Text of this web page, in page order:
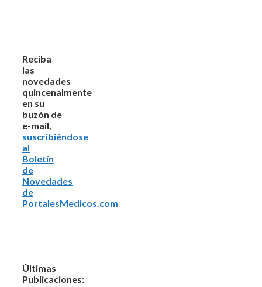
Reciba
las
novedades
quincenalmente
en su
buzón de
e-mail,
suscribiéndose
al
Boletín
de
Novedades
de
PortalesMedicos.com
Últimas
Publicaciones: